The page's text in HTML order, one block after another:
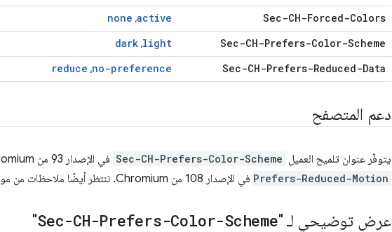
Sec-CH-Forced-Colors
active، none
Sec-CH-Prefers-Color-Scheme
light، dark
Sec-CH-Prefers-Reduced-Data
no-preference، reduce
دعم المتصفح
يتوفّر عنوان تلميح العميل Sec-CH-Prefers-Color-Scheme في الإصدار 93 من Chromium. يتوفّر عنوان تلميح العميل
Prefers-Reduced-Motion في الإصدار 108 من Chromium. ننتظر أيضًا ملاحظات من مورّدين آخرين، مثل
عرض توضيحي لـ "Sec-CH-Prefers-Color-Scheme
"